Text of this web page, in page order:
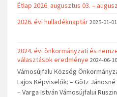
Étlap 2026. augusztus 03. –
2026. évi hulladéknaptár 2025-01-01
2024. évi önkormányzati és
választások eredménye 2024-06-10
Vámosújfalu Község
Lajos Képviselők: – Götz Jánosné
– Varga István Vámosújfalui